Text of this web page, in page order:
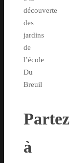
découverte
des
jardins
de
l’école
Du
Breuil
Partez
à